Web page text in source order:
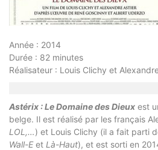
Année : 2014
Durée : 82 minutes
Réalisateur : Louis Clichy et
Astérix : Le Domaine des Dieux est
belge. Il est réalisé par les français
LOL,…) et Louis Clichy (il a fait parti
Wall-Eet Là-Haut), et est sorti en